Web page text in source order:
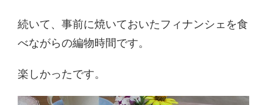
続いて、事前に焼いておいたフィナンシェを食
べながらの編物時間です。
楽しかったです。